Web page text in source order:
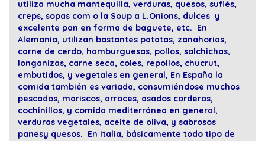
utiliza mucha mantequilla, verduras, quesos, suflés,
creps, sopas com o la Soup a L.Onions, dulces y
excelente pan en forma de baguete, etc. En
Alemania, utilizan bastantes patatas, zanahorias,
carne de cerdo, hamburguesas, pollos, salchichas,
longanizas, carne seca, coles, repollos, chucrut,
embutidos, y vegetales en general, En España la
comida también es variada, consumiéndose muchos
pescados, mariscos, arroces, asados corderos,
cochinillos, y comida mediterránea en general,
verduras vegetales, aceite de oliva, y sabrosos
panesy quesos. En Italia, básicamente todo tipo de